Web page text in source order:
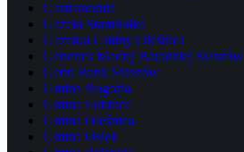
Gastronomia
Gazeta Stambułka
Gazetka Gminy Oleśnica
Generics Maciej Baradziej Staszów
Getin Bank Staszów
Gmina Bogoria
Gmina Łubnice
Gmina Oleśnica
Gmina Osiek